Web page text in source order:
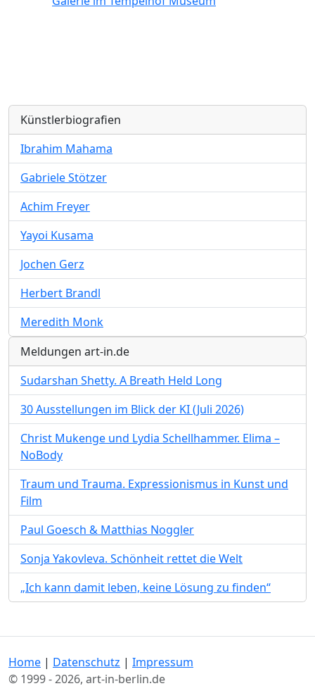
Künstlerbiografien
Ibrahim Mahama
Gabriele Stötzer
Achim Freyer
Yayoi Kusama
Jochen Gerz
Herbert Brandl
Meredith Monk
Meldungen art-in.de
Sudarshan Shetty. A Breath Held Long
30 Ausstellungen im Blick der KI (Juli 2026)
Christ Mukenge und Lydia Schellhammer. Elima –
NoBody
Traum und Trauma. Expressionismus in Kunst und
Film
Paul Goesch & Matthias Noggler
Sonja Yakovleva. Schönheit rettet die Welt
„Ich kann damit leben, keine Lösung zu finden“
Home | Datenschutz | Impressum
© 1999 - 2026, art-in-berlin.de